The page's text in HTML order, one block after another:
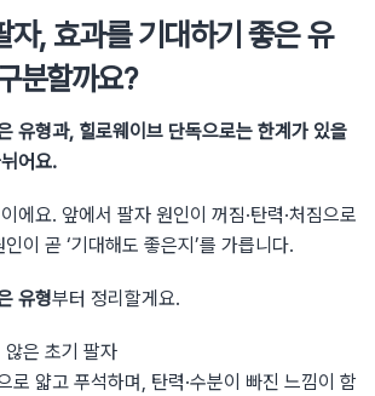
자, 효과를 기대하기 좋은 유
분할까요?
유형과, 힐로웨이브 단독으로는 한계가 있을
어요.
에요. 앞에서 팔자 원인이 꺼짐·탄력·처짐으로
이 곧 ‘기대해도 좋은지’를 가릅니다.
유형부터 정리할게요.
은 초기 팔자
로 얇고 푸석하며, 탄력·수분이 빠진 느낌이 함